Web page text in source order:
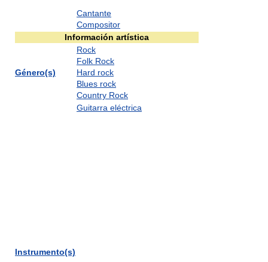
Cantante
Compositor
Información artística
Género(s)
Rock
Folk Rock
Hard rock
Blues rock
Country Rock
Instrumento(s)
Guitarra eléctrica